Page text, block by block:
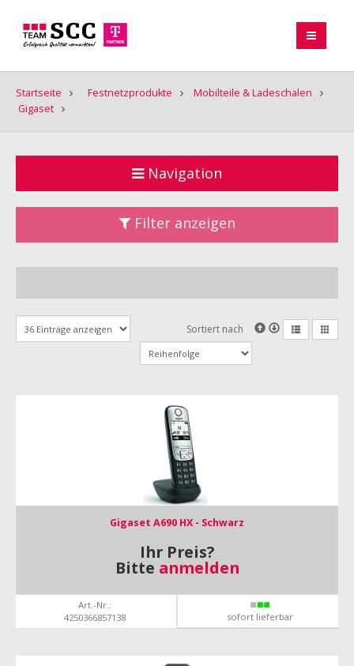
Startseite Festnetzprodukte
Mobilteile & Ladeschalen
Gigaset
Navigation
Filter anzeigen
Sortiert nach
Gigaset A690 HX - Schwarz
Ihr Preis?
Bitte anmelden
Art.-Nr.:
4250366857138
sofort lieferbar